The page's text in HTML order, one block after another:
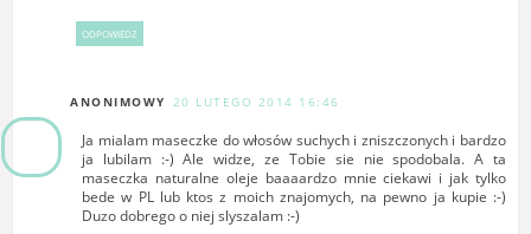
ODPOWIEDZ
ANONIMOWY 20 LUTEGO 2014 16:46
Ja mialam maseczke do włosów suchych i zniszczonych i bardzo
ja lubilam :-) Ale widze, ze Tobie sie nie spodobala. A ta
maseczka naturalne oleje baaaardzo mnie ciekawi i jak tylko
bede w PL lub ktos z moich znajomych, na pewno ja kupie :-)
Duzo dobrego o niej slyszalam :-)